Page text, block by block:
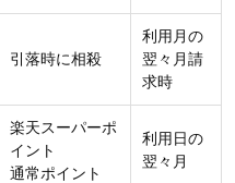
引落時に相殺
利用月の
翌々月請
求時
楽天スーパーポ
イント
通常ポイント
利用日の
翌々月